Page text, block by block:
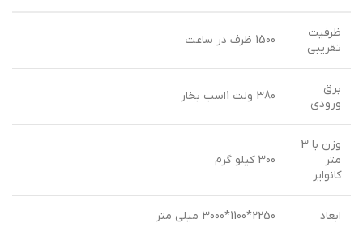
ظرفیت
تقریبی
1500 ظرف در ساعت
برق
ورودی
380 ولت 1اسب بخار
وزن با 3
متر
کانوایر
300 کیلو گرم
ابعاد 2250*1100*3000 میلی متر